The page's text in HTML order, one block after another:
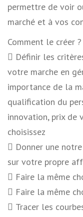
permettre de voir
marché et à vos
Comment le créer ?
 Définir les
votre marche en
importance de la
qualification du
innovation, prix de
choisissez
 Donner une
sur votre propre
 Faire la même
 Faire la même
 Tracer les